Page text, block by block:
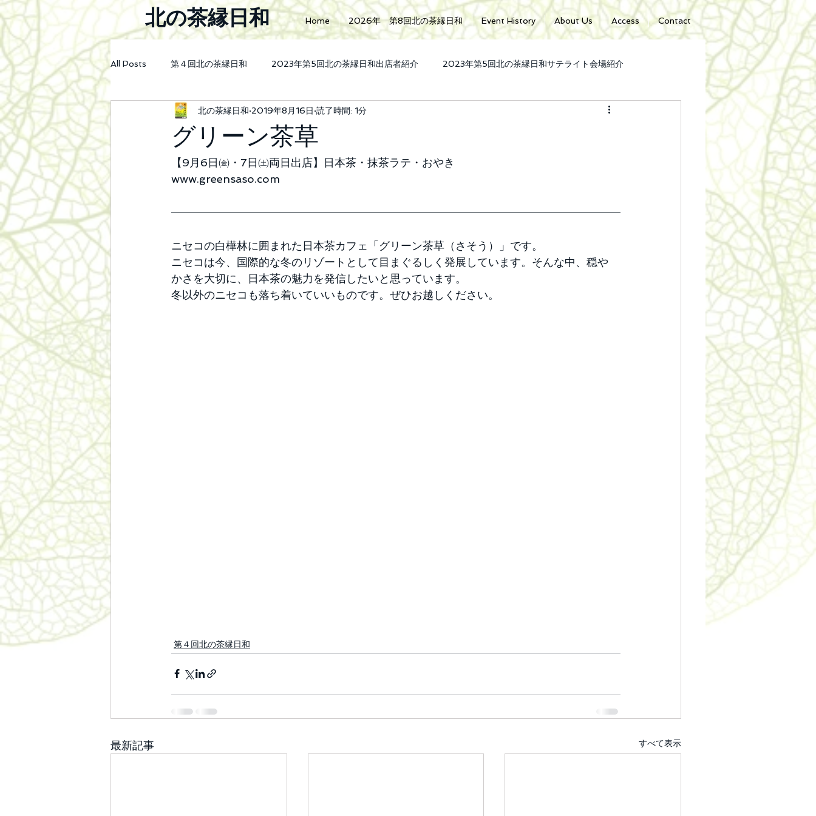
北の茶縁日和 Home 2026年 第8回北の茶縁日和 Event History About Us Access Contact
All Posts 第４回北の茶縁日和 2023年第5回北の茶縁日和出店者紹介 2023年第5回北の茶縁日和サテライト会場紹介
2023年第5回北の茶縁日和会場案内 2023年景品提供 2025年第７回北の茶縁日和
2026年第8回北の茶縁日和
グリーン茶草
北の茶縁日和 2019年8月16日 読了時間: 1分
【9月6日㈮・7日㈯両日出店】日本茶・抹茶ラテ・おやき
www.greensaso.com
ニセコの白樺林に囲まれた日本茶カフェ「グリーン茶草（さそう）」です。
ニセコは今、国際的な冬のリゾートとして目まぐるしく発展しています。そんな中、穏や
かさを大切に、日本茶の魅力を発信したいと思っています。
冬以外のニセコも落ち着いていいものです。ぜひお越しください。
第４回北の茶縁日和
最新記事 すべて表示